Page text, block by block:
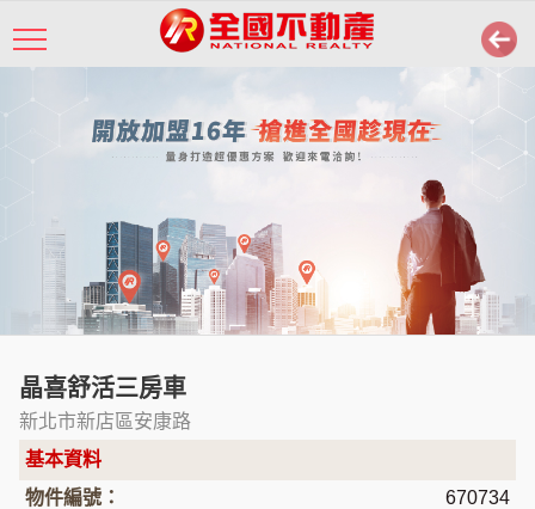
晶喜舒活三房車
新北市新店區安康路
基本資料
物件編號：
670734